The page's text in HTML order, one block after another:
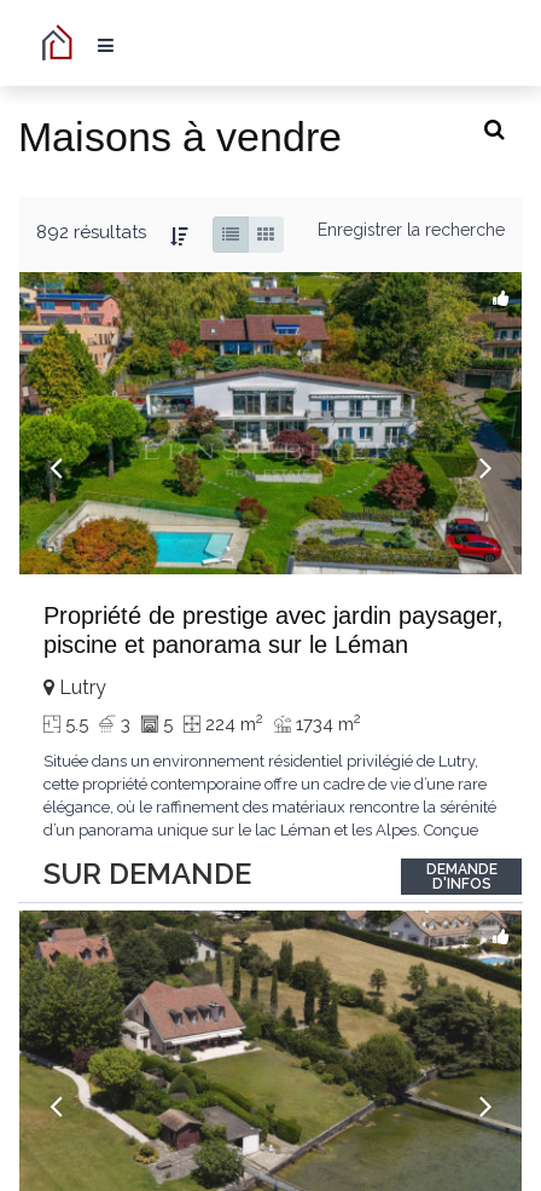
Maisons à vendre
892 résultats Enregistrer la recherche
Propriété de prestige avec jardin paysager,
piscine et panorama sur le Léman
SUR DEMANDE
Lutry
5.5 3 5 224 m2 1734 m2
Située dans un environnement résidentiel privilégié de Lutry,
cette propriété contemporaine offre un cadre de vie d’une rare
élégance, où le raffinement des matériaux rencontre la sérénité
d’un panorama unique sur le lac Léman et les Alpes. Conçue
distingue par ses espaces généreux et son atmosphère
résolument harmonieuse. Caractéristiques...
DEMANDE
D'INFOS